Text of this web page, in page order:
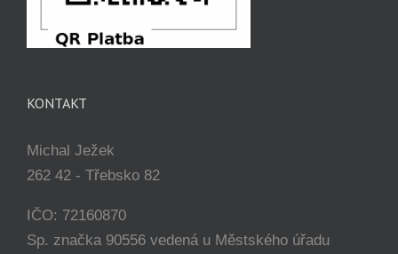
KONTAKT
Michal Ježek
262 42 - Třebsko 82
IČO: 72160870
Sp. značka 90556 vedená u Městského úřadu